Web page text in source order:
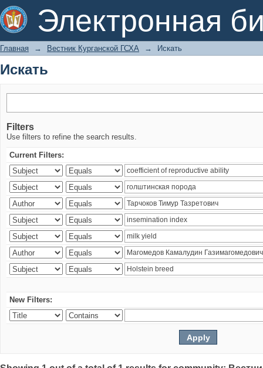
Электронная
Искать
Главная → Вестник Курганской ГСХА → Искать
Искать
Filters
Use filters to refine the search results.
Current Filters:
New Filters: